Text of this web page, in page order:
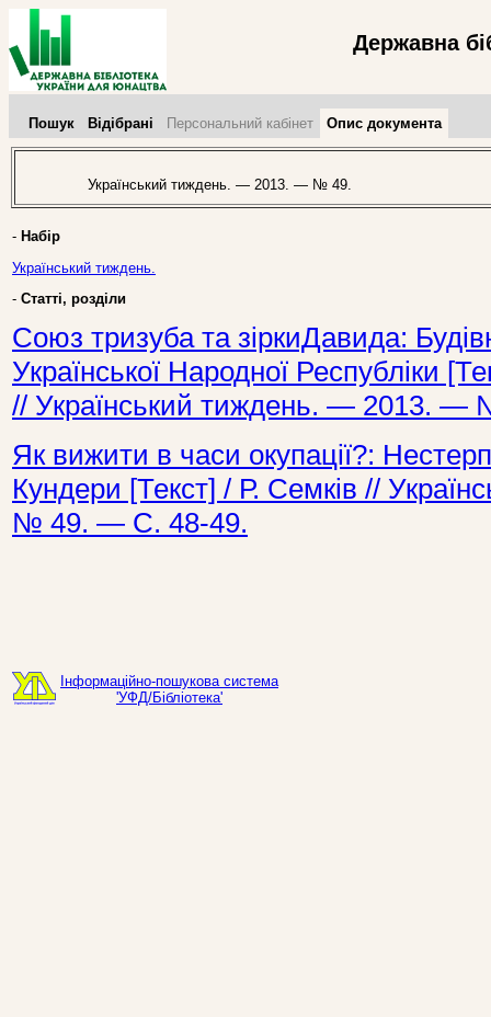
Державна
Пошук Відібрані Персональний кабінет Опис документа
Український тиждень. — 2013. — № 49.
- Набір
Український тиждень.
- Статті, розділи
Союз тризуба та зіркиДавида:
Української Народної Республіки
// Український тиждень. — 2013.
Як вижити в часи окупації?:
Кундери [Текст] / Р. Семків //
№ 49. — С. 48-49.
Інформаційно-пошукова система
'УФД/Бібліотека'